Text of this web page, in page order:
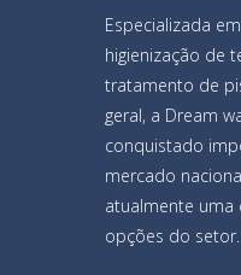
Especializada
higienização de
tratamento de
geral, a Dream
conquistado
mercado
atualmente uma
opções do setor.